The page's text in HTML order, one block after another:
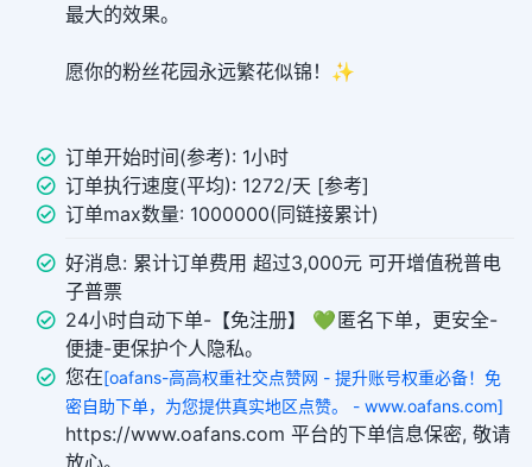
最大的效果。
愿你的粉丝花园永远繁花似锦！✨
订单开始时间(参考): 1小时
订单执行速度(平均): 1272/天 [参考]
订单max数量: 1000000(同链接累计)
好消息: 累计订单费用 超过3,000元 可开增值税普电
子普票
24小时自动下单-【免注册】 💚 匿名下单，更安全-
便捷-更保护个人隐私。
您在[oafans-高高权重社交点赞网 - 提升账号权重必备！免
密自助下单，为您提供真实地区点赞。 - www.oafans.com]
https://www.oafans.com 平台的下单信息保密, 敬请